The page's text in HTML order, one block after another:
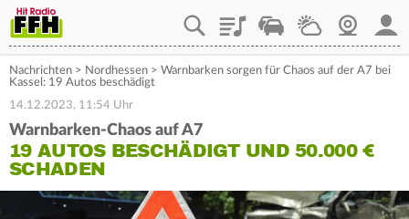
PlaylistStaupilotWetterWebcam
Nachrichten > Nordhessen > Warnbarken sorgen für Chaos auf der A7 bei
Kassel: 19 Autos beschädigt
14.12.2023, 11:54 Uhr
Warnbarken-Chaos auf A7
19 AUTOS BESCHÄDIGT UND 50.000 €
SCHADEN